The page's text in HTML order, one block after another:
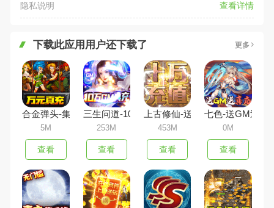
隐私说明 查看详情
下载此应用用户还下载了 更多
合金弹头-集结送10000真充
5M
查看
三生问道-10万GM真充
253M
查看
上古修仙-送10万无门槛
453M
查看
七色-送GM送真
0M
查看